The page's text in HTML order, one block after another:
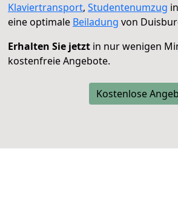
Klaviertransport, Studentenumzug
eine optimale Beiladung von
Erhalten Sie jetzt in nur wenigen
kostenfreie Angebote.
Kostenlose